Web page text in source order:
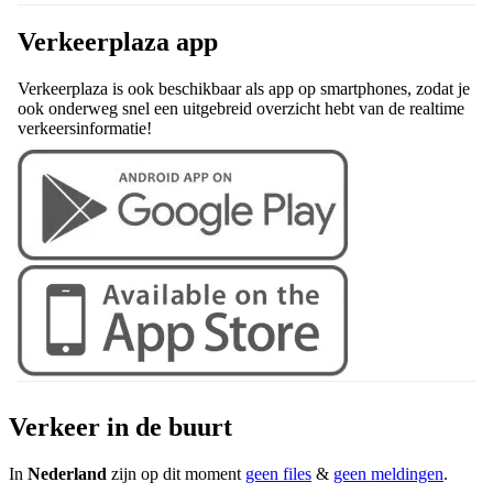
Verkeerplaza app
Verkeerplaza is ook beschikbaar als app op smartphones, zodat je
ook onderweg snel een uitgebreid overzicht hebt van de realtime
verkeersinformatie!
Verkeer in de buurt
In Nederland zijn op dit moment geen files & geen meldingen.